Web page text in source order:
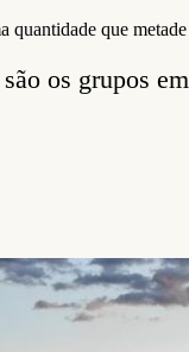
quantidade que
os grupos